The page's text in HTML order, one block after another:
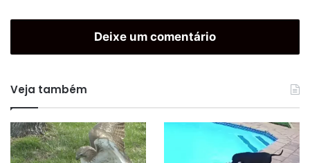
Deixe um comentário
Veja também